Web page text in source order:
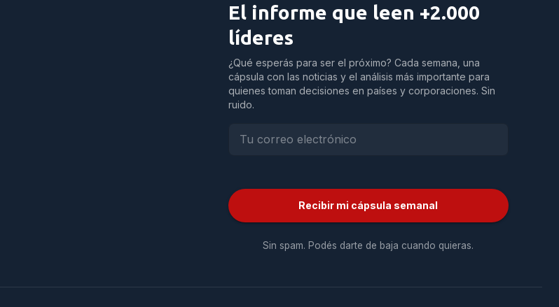
El informe que leen +2.000
líderes
¿Qué esperás para ser el próximo? Cada semana, una
cápsula con las noticias y el análisis más importante para
quienes toman decisiones en países y corporaciones. Sin
ruido.
Recibir mi cápsula semanal
Sin spam. Podés darte de baja cuando quieras.